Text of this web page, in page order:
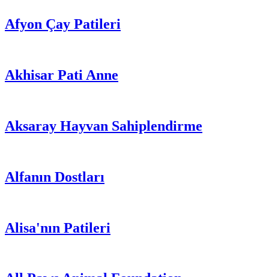
Afyon Çay Patileri
Akhisar Pati Anne
Aksaray Hayvan Sahiplendirme
Alfanın Dostları
Alisa'nın Patileri